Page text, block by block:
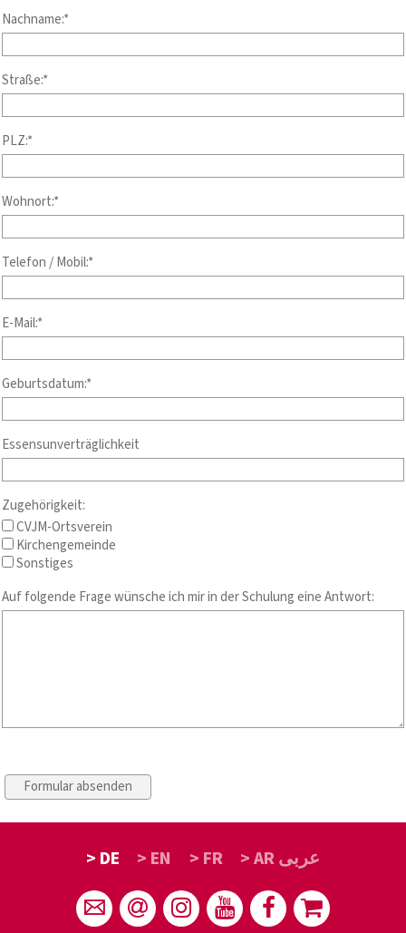
Nachname:*
Straße:*
PLZ:*
Wohnort:*
Telefon / Mobil:*
E-Mail:*
Geburtsdatum:*
Essensunverträglichkeit
Zugehörigkeit:
CVJM-Ortsverein
Kirchengemeinde
Sonstiges
Auf folgende Frage wünsche ich mir in der Schulung eine Antwort:
> DE > EN > FR > AR عربى